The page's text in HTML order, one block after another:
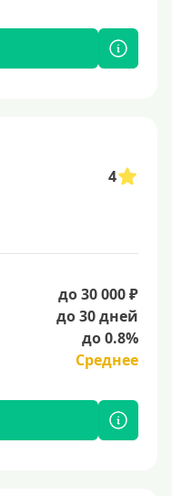
4
до 30 000 ₽
до 30 дней
до 0.8%
Среднее